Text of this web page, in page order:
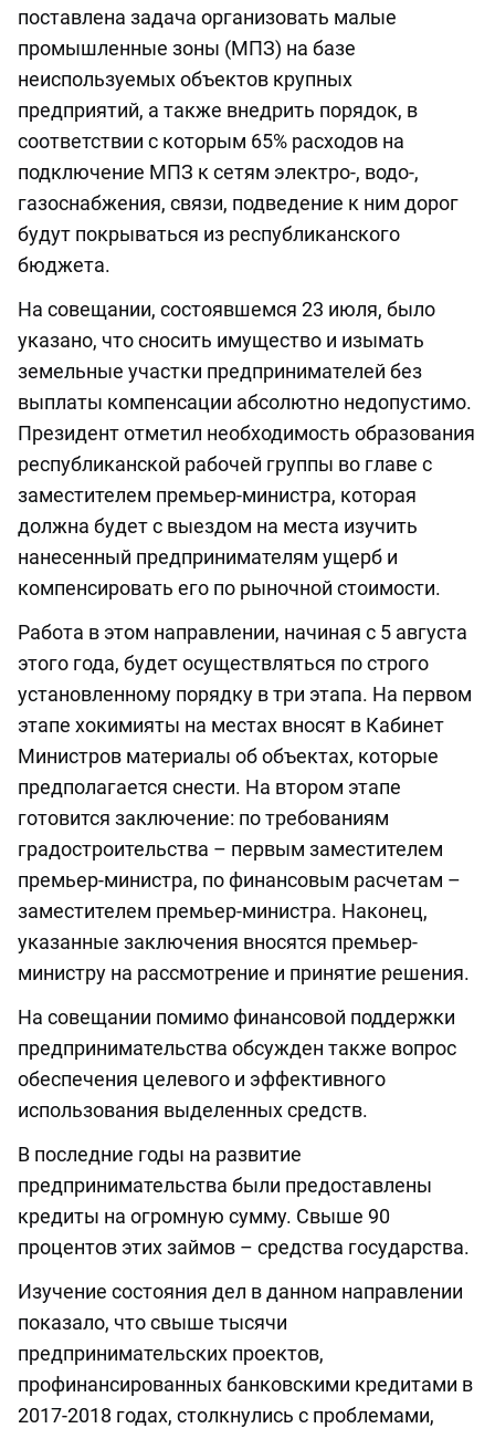
поставлена задача организовать малые
промышленные зоны (МПЗ) на базе
неиспользуемых объектов крупных
предприятий, а также внедрить порядок, в
соответствии с которым 65% расходов на
подключение МПЗ к сетям электро-, водо-,
газоснабжения, связи, подведение к ним дорог
будут покрываться из республиканского
бюджета.
На совещании, состоявшемся 23 июля, было
указано, что сносить имущество и изымать
земельные участки предпринимателей без
выплаты компенсации абсолютно недопустимо.
Президент отметил необходимость образования
республиканской рабочей группы во главе с
заместителем премьер-министра, которая
должна будет с выездом на места изучить
нанесенный предпринимателям ущерб и
компенсировать его по рыночной стоимости.
Работа в этом направлении, начиная с 5 августа
этого года, будет осуществляться по строго
установленному порядку в три этапа. На первом
этапе хокимияты на местах вносят в Кабинет
Министров материалы об объектах, которые
предполагается снести. На втором этапе
готовится заключение: по требованиям
градостроительства – первым заместителем
премьер-министра, по финансовым расчетам –
заместителем премьер-министра. Наконец,
указанные заключения вносятся премьер-
министру на рассмотрение и принятие решения.
На совещании помимо финансовой поддержки
предпринимательства обсужден также вопрос
обеспечения целевого и эффективного
использования выделенных средств.
В последние годы на развитие
предпринимательства были предоставлены
кредиты на огромную сумму. Свыше 90
процентов этих займов – средства государства.
Изучение состояния дел в данном направлении
показало, что свыше тысячи
предпринимательских проектов,
профинансированных банковскими кредитами в
2017-2018 годах, столкнулись с проблемами,